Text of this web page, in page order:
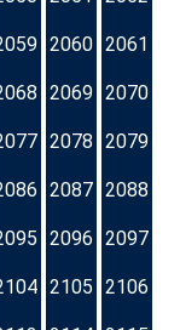
2060 2061
2069 2070
2078 2079
2087 2088
2096 2097
2105 2106